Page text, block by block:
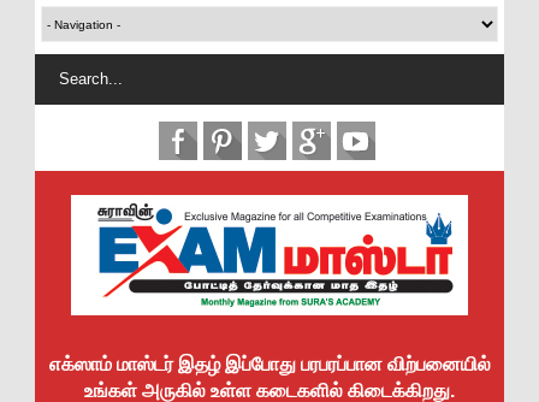
எக்ஸாம் மாஸ்டர் இதழ் இப்போது பரபரப்பான விற்பனையில்
உங்கள் அருகில் உள்ள கடைகளில் கிடைக்கிறது.